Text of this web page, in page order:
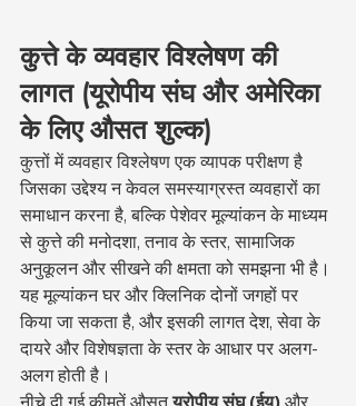
कुत्ते के व्यवहार विश्लेषण की
लागत (यूरोपीय संघ और अमेरिका
के लिए औसत शुल्क)
कुत्तों में व्यवहार विश्लेषण एक व्यापक परीक्षण है
जिसका उद्देश्य न केवल समस्याग्रस्त व्यवहारों का
समाधान करना है, बल्कि पेशेवर मूल्यांकन के माध्यम
से कुत्ते की मनोदशा, तनाव के स्तर, सामाजिक
अनुकूलन और सीखने की क्षमता को समझना भी है।
यह मूल्यांकन घर और क्लिनिक दोनों जगहों पर
किया जा सकता है, और इसकी लागत देश, सेवा के
दायरे और विशेषज्ञता के स्तर के आधार पर अलग-
अलग होती है।
नीचे दी गई कीमतें औसत यूरोपीय संघ (ईयू) और